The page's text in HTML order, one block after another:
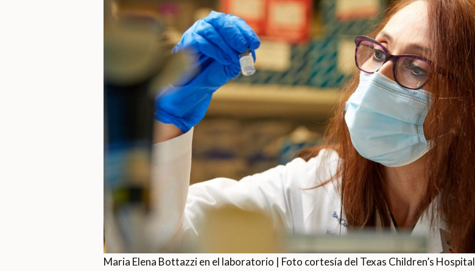
Maria Elena Bottazzi en el laboratorio | Foto cortesía del Texas Children’s Hospital